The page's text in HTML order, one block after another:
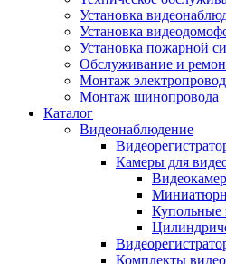
Установка
Установка
Установка пожарной
Обслуживание и
Монтаж
Монтаж шинопровода
Каталог
Видеонаблюдение
Камеры для
Купольные
Комплекты